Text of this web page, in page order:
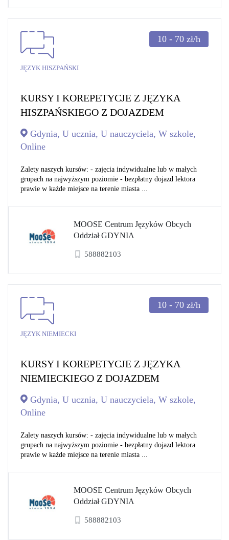
JĘZYK HISZPAŃSKI
10 - 70 zł/h
KURSY I KOREPETYCJE Z JĘZYKA
HISZPAŃSKIEGO Z DOJAZDEM
Gdynia, U ucznia, U nauczyciela, W szkole,
Online
Zalety naszych kursów: - zajęcia indywidualne lub w małych
grupach na najwyższym poziomie - bezpłatny dojazd lektora
prawie w każde miejsce na terenie miasta ...
MOOSE Centrum Języków Obcych
Oddział GDYNIA
588882103
JĘZYK NIEMIECKI
10 - 70 zł/h
KURSY I KOREPETYCJE Z JĘZYKA
NIEMIECKIEGO Z DOJAZDEM
Gdynia, U ucznia, U nauczyciela, W szkole,
Online
Zalety naszych kursów: - zajęcia indywidualne lub w małych
grupach na najwyższym poziomie - bezpłatny dojazd lektora
prawie w każde miejsce na terenie miasta ...
MOOSE Centrum Języków Obcych
Oddział GDYNIA
588882103